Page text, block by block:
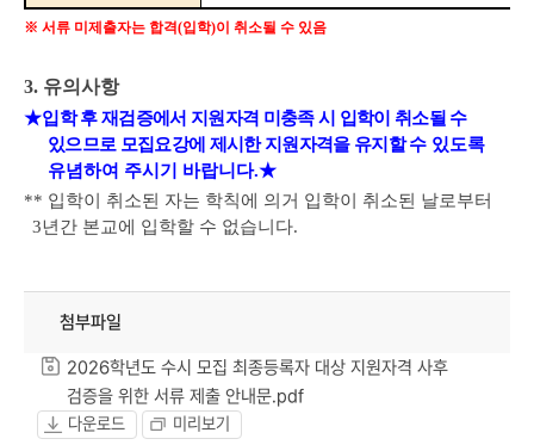
※ 서류 미제출자는 합격(입학)이 취소될 수 있음
3. 유의사항
★입학 후 재검증에서 지원자격 미충족 시 입학이 취소될 수
있으므로 모집요강에 제시한 지원자격을 유지할 수 있도록
유념하여 주시기 바랍니다.★
** 입학이 취소된 자는 학칙에 의거 입학이 취소된 날로부터
3년간 본교에 입학할 수 없습니다.
첨부파일
2026학년도 수시 모집 최종등록자 대상 지원자격 사후
검증을 위한 서류 제출 안내문.pdf
다운로드 미리보기